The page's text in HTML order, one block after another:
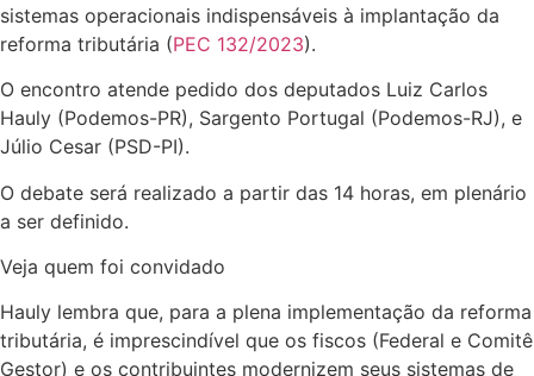
sistemas operacionais indispensáveis à implantação da
reforma tributária (PEC 132/2023).
O encontro atende pedido dos deputados Luiz Carlos
Hauly (Podemos-PR), Sargento Portugal (Podemos-RJ), e
Júlio Cesar (PSD-PI).
O debate será realizado a partir das 14 horas, em plenário
a ser definido.
Veja quem foi convidado
Hauly lembra que, para a plena implementação da reforma
tributária, é imprescindível que os fiscos (Federal e Comitê
Gestor) e os contribuintes modernizem seus sistemas de